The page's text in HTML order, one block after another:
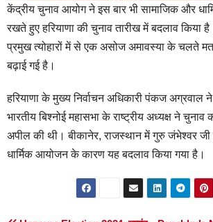
केंद्रीय चुनाव आयोग ने इस बार भी सामाजिक और
रखते हुए हरियाणा की चुनाव तारीख में बदलाव किया
प्रमुख त्योहारों में से एक असोज अमावस्या के चलते
बढ़ाई गई है।
हरियाणा के मुख्य निर्वाचन अधिकारी पंकज अग्रवाल
भारतीय बिश्नोई महासभा के राष्ट्रीय अध्यक्ष ने
अपील की थी। बीकानेर, राजस्थान में गुरु जंभेश्वर जी
धार्मिक आयोजन के कारण यह बदलाव किया गया है।